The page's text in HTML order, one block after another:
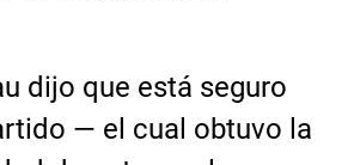
dijo que está seguro
— el cual obtuvo la